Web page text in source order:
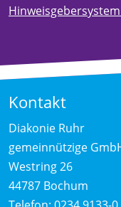
Kontakt
Diakonie Ruhr
gemeinnützige
Westring 26
44787 Bochum